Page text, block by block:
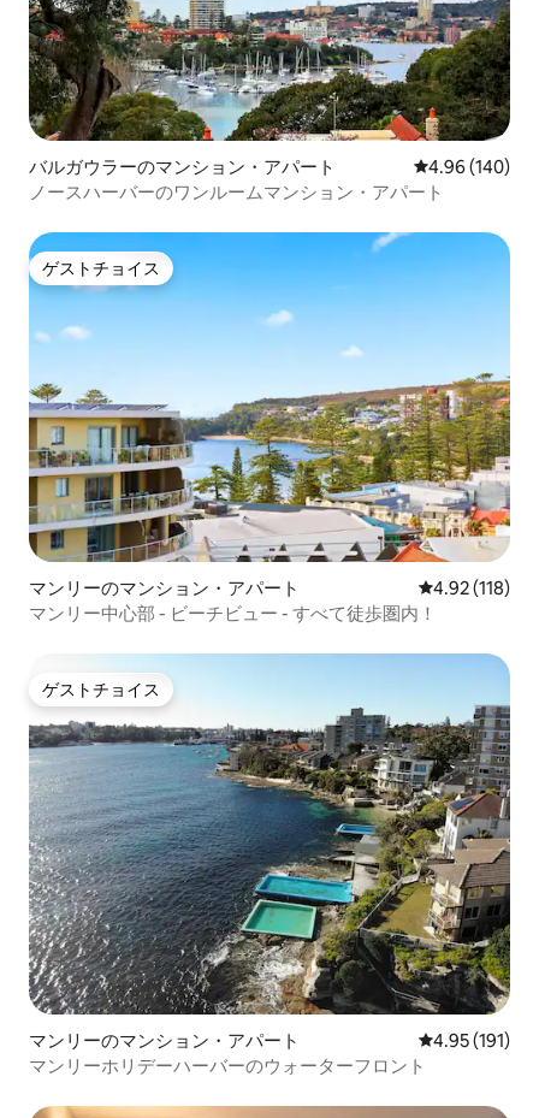
バルガウラーのマンション・アパート レビュー140
4.96 (140)
ノースハーバーのワンルームマンション・アパート
ゲストチョイス
ゲストチョイス
マンリーのマンション・アパート レビュー118
4.92 (118)
マンリー中心部 - ビーチビュー - すべて徒歩圏内！
ゲストチョイス
ゲストチョイス
マンリーのマンション・アパート レビュー191
4.95 (191)
マンリーホリデーハーバーのウォーターフロント